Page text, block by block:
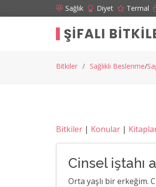
Sağlık Diyet Termal
ŞIFALI
Bitkiler Sağlıklı Beslenme
Bitkiler | Konular |
Cinsel iştahı
Orta yaşlı bir erkeğim.